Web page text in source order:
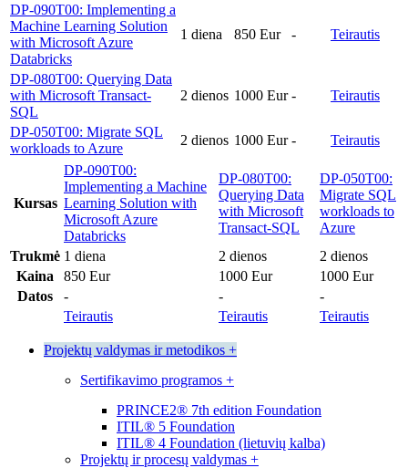
DP-090T00: Implementing a
Machine Learning Solution
with Microsoft Azure
Databricks
1 diena 850 Eur - Teirautis
DP-080T00: Querying Data
with Microsoft Transact-
SQL
2 dienos 1000 Eur - Teirautis
DP-050T00: Migrate SQL
workloads to Azure
2 dienos 1000 Eur - Teirautis
Kursas
DP-090T00:
Implementing a Machine
Learning Solution with
Microsoft Azure
Databricks
DP-080T00:
Querying Data
with Microsoft
Transact-SQL
DP-050T00:
Migrate SQL
workloads to
Azure
Trukmė 1 diena 2 dienos
2 dienos
Kaina
850 Eur 1000 Eur
1000 Eur
Datos
- -
-
Teirautis
Teirautis Teirautis
Projektų valdymas ir metodikos +
Sertifikavimo programos +
PRINCE2® 7th edition Foundation
ITIL® 5 Foundation
ITIL® 4 Foundation (lietuvių kalba)
Projektų ir procesų valdymas +